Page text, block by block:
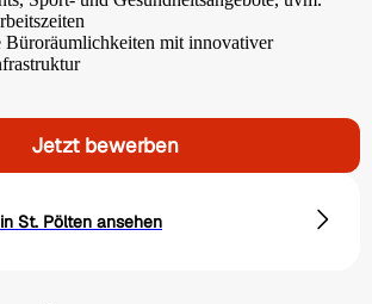
Büroräumlichkeiten mit innovativer
Jetzt bewerben
St. Pölten ansehen